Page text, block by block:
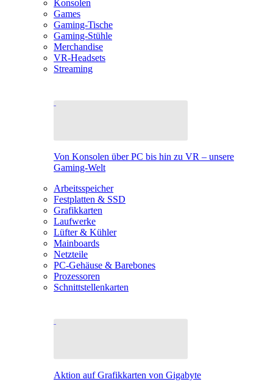
Konsolen
Games
Gaming-Tische
Gaming-Stühle
Merchandise
VR-Headsets
Streaming
Von Konsolen über PC bis hin zu VR – unsere
Gaming-Welt
Arbeitsspeicher
Festplatten & SSD
Grafikkarten
Laufwerke
Lüfter & Kühler
Mainboards
Netzteile
PC-Gehäuse & Barebones
Prozessoren
Schnittstellenkarten
Aktion auf Grafikkarten von Gigabyte